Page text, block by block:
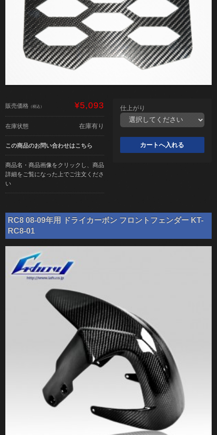
販売価格 （税込） ¥5,093
在庫状態 在庫有り
この商品のお問い合わせはこちら
商品名・商品画像をクリックし、商品
詳細をご覧になった上でご注文くださ
い
仕上がり
RC8 08-09年用 ドライカーボン フロントフェンダー KT-
RC8-01